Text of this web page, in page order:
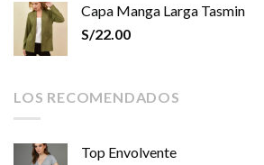
Capa Manga Larga Tasmin
S/22.00
LOS RECOMENDADOS
Top Envolvente